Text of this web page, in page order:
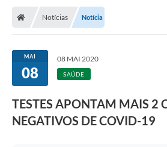
Notícias Notícia
MAI
08
08 MAI 2020
SAÚDE
TESTES APONTAM MAIS 2
NEGATIVOS DE COVID-19